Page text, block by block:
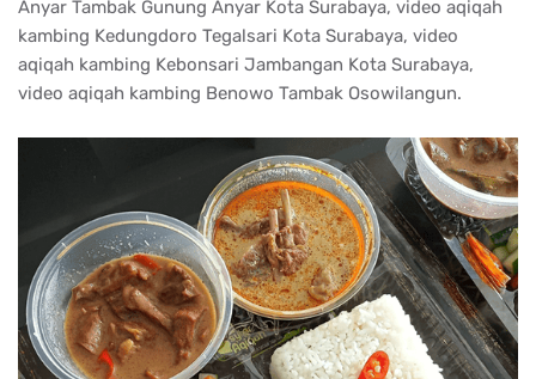
Anyar Tambak Gunung Anyar Kota Surabaya, video aqiqah
kambing Kedungdoro Tegalsari Kota Surabaya, video
aqiqah kambing Kebonsari Jambangan Kota Surabaya,
video aqiqah kambing Benowo Tambak Osowilangun.